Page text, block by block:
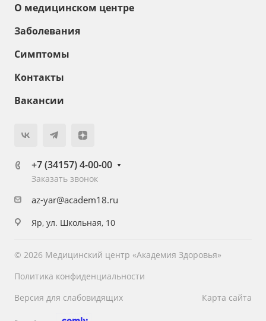
О медицинском центре
Заболевания
Симптомы
Контакты
Вакансии
+7 (34157) 4-00-00
Заказать звонок
az-yar@academ18.ru
Яр, ул. Школьная, 10
© 2026 Медицинский центр «Академия Здоровья»
Политика конфиденциальности
Версия для слабовидящих
Карта сайта